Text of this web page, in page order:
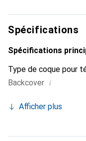
marque Noreve est
exigeante.
Spécifications
Spécifications
Type de coque pour
Backcover i
Afficher plus